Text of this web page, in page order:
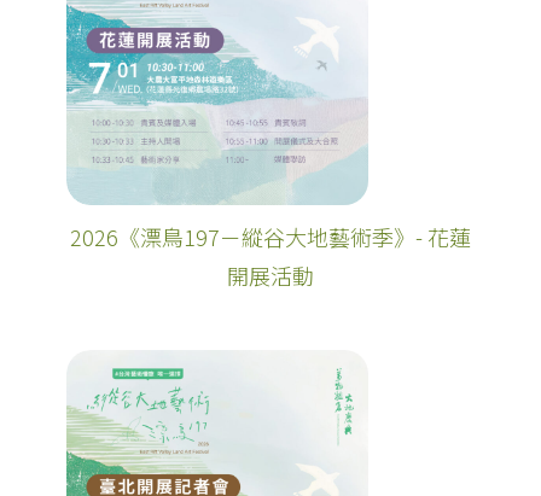
2026《漂鳥197－縱谷大地藝術季》- 花蓮
開展活動